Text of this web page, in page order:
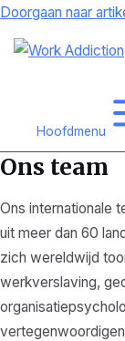
Doorgaan naar
Hoofdmenu
Ons team
Ons internationale
uit meer dan 60
zich wereldwijd
werkverslaving,